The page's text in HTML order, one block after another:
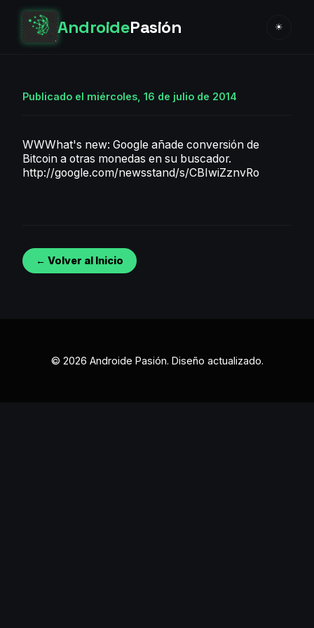
AndroidePasión ☀
Publicado el miércoles, 16 de julio de 2014
WWWhat's new: Google añade conversión de
Bitcoin a otras monedas en su buscador.
http://google.com/newsstand/s/CBIwiZznvRo
← Volver al Inicio
© 2026 Androide Pasión. Diseño actualizado.